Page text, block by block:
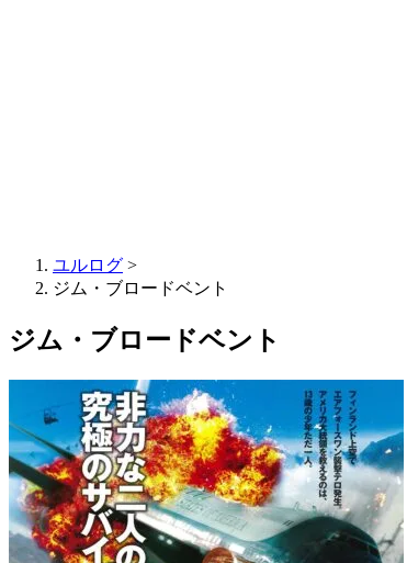
ユルログ >
ジム・ブロードベント
ジム・ブロードベント